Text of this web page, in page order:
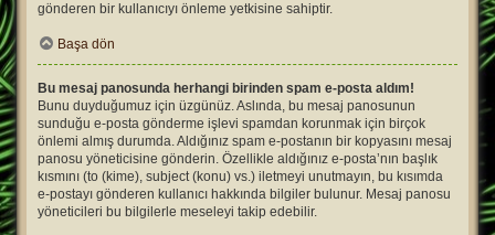
gönderen bir kullanıcıyı önleme yetkisine sahiptir.
Başa dön
Bu mesaj panosunda herhangi birinden spam e-posta aldım!
Bunu duyduğumuz için üzgünüz. Aslında, bu mesaj panosunun
sunduğu e-posta gönderme işlevi spamdan korunmak için birçok
önlemi almış durumda. Aldığınız spam e-postanın bir kopyasını mesaj
panosu yöneticisine gönderin. Özellikle aldığınız e-posta’nın başlık
kısmını (to (kime), subject (konu) vs.) iletmeyi unutmayın, bu kısımda
e-postayı gönderen kullanıcı hakkında bilgiler bulunur. Mesaj panosu
yöneticileri bu bilgilerle meseleyi takip edebilir.